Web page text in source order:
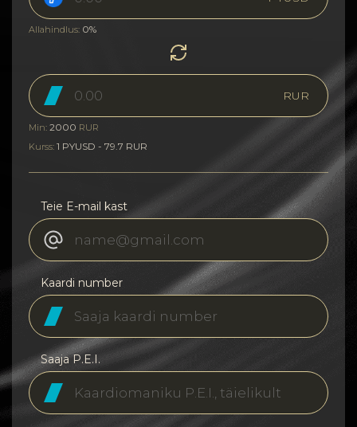
Allahindlus: 0%
RUR
Min: 2000 RUR
Kurss: 1 PYUSD - 79.7 RUR
Teie E-mail kast
Kaardi number
Saaja P.E.I.